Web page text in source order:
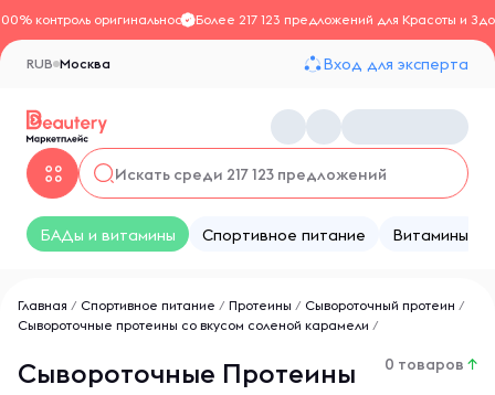
контроль оригинальностиБолее 217 123 предложений для Красоты и
Москва
RUB Вход для эксперта
БАДы и витамины Спортивное питание Витамины
Главная / Спортивное питание / Протеины / Сывороточный протеин /
Сывороточные протеины со вкусом соленой карамели /
Сывороточные Протеины
0 товаров ↑